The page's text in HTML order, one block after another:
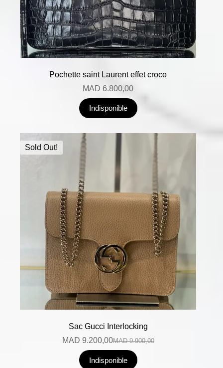
Pochette saint Laurent effet croco
MAD 6.800,00
Indisponible
Sold Out!
Sac Gucci Interlocking
MAD9.900,00
MAD 9.200,00
Indisponible